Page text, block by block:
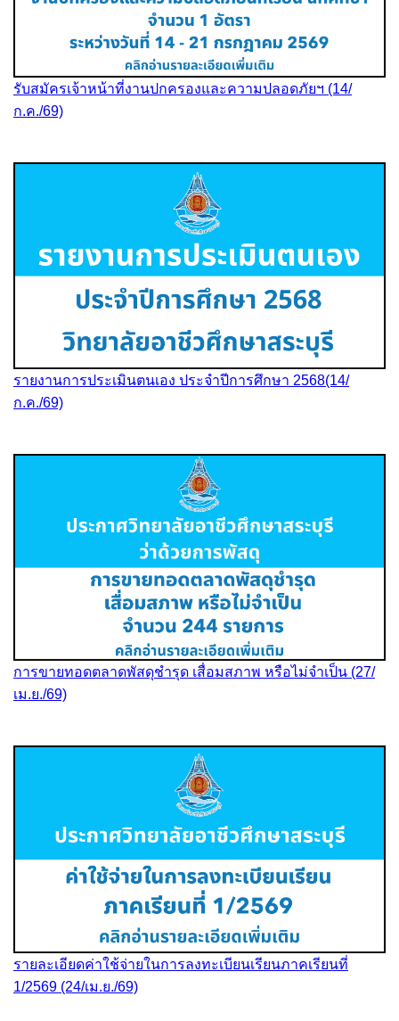
รับสมัครเจ้าหน้าที่งานปกครองและความปลอดภัยฯ (14/
ก.ค./69)
รายงานการประเมินตนเอง ประจำปีการศึกษา 2568(14/
ก.ค./69)
การขายทอดตลาดพัสดุชำรุด เสื่อมสภาพ หรือไม่จำเป็น (27/
เม.ย./69)
รายละเอียดค่าใช้จ่ายในการลงทะเบียนเรียนภาคเรียนที่
1/2569 (24/เม.ย./69)